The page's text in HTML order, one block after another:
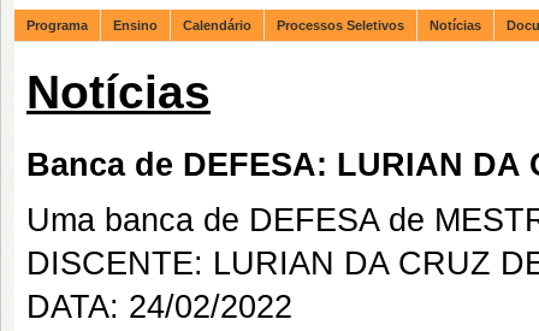
Programa Ensino Calendário Processos Seletivos Notícias
Notícias
Banca de DEFESA: LURIAN DA
Uma banca de DEFESA de
DISCENTE: LURIAN DA CRUZ
DATA: 24/02/2022